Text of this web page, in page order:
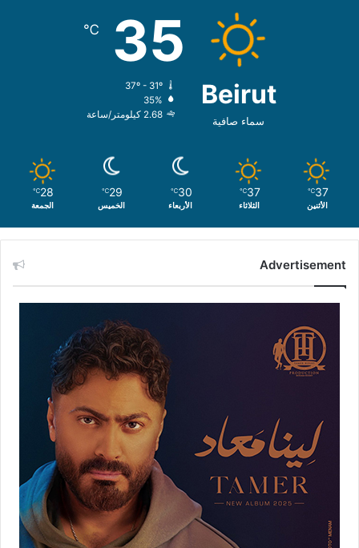
Beirut
سماء صافية
35
℃
37º - 31º
35%
2.68 كيلومتر/ساعة
37
℃
الأثنين
37
℃
الثلاثاء
30
℃
الأربعاء
29
℃
الخميس
28
℃
الجمعة
Advertisement